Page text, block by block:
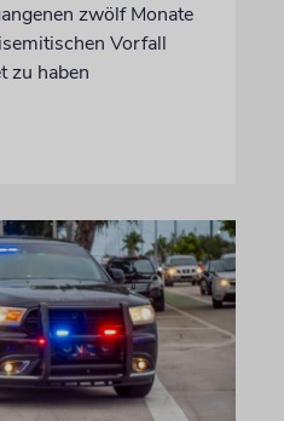
zwölf Monate
Vorfall
zu haben